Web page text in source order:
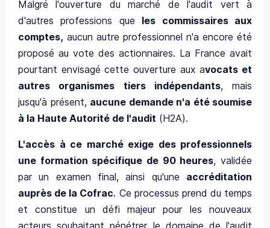
Malgré l'ouverture du marché de l'audit vert à
d'autres professions que les commissaires aux
comptes, aucun autre professionnel n'a encore été
proposé au vote des actionnaires. La France avait
pourtant envisagé cette ouverture aux avocats et
autres organismes tiers indépendants, mais
jusqu'à présent, aucune demande n'a été soumise
à la Haute Autorité de l'audit (H2A).
L'accès à ce marché exige des professionnels
une formation spécifique de 90 heures, validée
par un examen final, ainsi qu'une accréditation
auprès de la Cofrac. Ce processus prend du temps
et constitue un défi majeur pour les nouveaux
acteurs souhaitant pénétrer le domaine de l'audit